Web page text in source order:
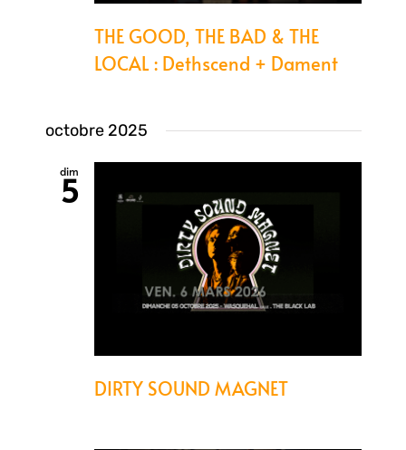
THE GOOD, THE BAD & THE
LOCAL : Dethscend + Dament
octobre 2025
dim
5
DIRTY SOUND MAGNET